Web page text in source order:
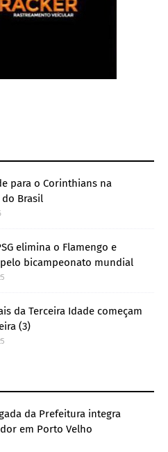
para o Corinthians na
Brasil
elimina o Flamengo e
bicampeonato mundial
da Terceira Idade começam
(3)
da Prefeitura integra
em Porto Velho